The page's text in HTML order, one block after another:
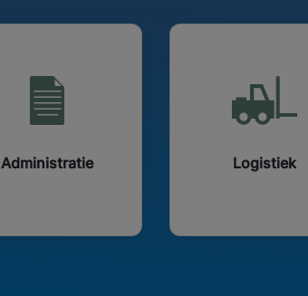
Administratie Logistiek